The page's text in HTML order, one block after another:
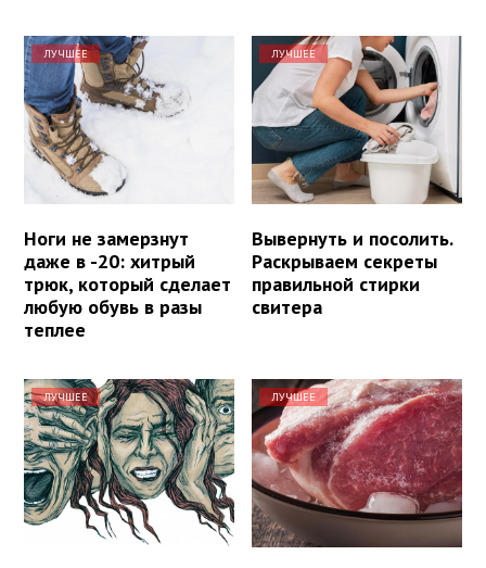
ЛУЧШЕЕ
Ноги не замерзнут
даже в -20: хитрый
трюк, который сделает
любую обувь в разы
теплее
ЛУЧШЕЕ
Вывернуть и посолить.
Раскрываем секреты
правильной стирки
свитера
ЛУЧШЕЕ ЛУЧШЕЕ